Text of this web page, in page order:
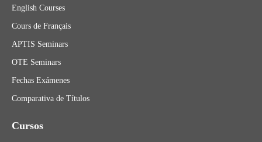
English Courses
Cours de Français
APTIS Seminars
OTE Seminars
Fechas Exámenes
Comparativa de Títulos
Cursos